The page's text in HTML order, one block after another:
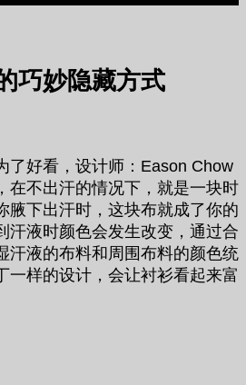
巧妙隐藏方式
了好看，设计师：Eason Chow
在不出汗的情况下，就是一块时
腋下出汗时，这块布就成了你的
汗液时颜色会发生改变，通过合
汗液的布料和周围布料的颜色统
一样的设计，会让衬衫看起来富